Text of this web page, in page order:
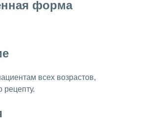
форма
всех возрастов,
рецепту.